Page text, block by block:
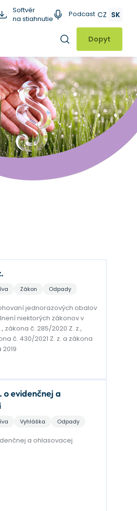
Softvér
na stiahnutie
Podcast CZ SK
Hľadať
Dopyt
Zákon Odpady
jednorazových obalov
niektorých zákonov v
zákona č. 285/2020 Z. z.,
č. 430/2021 Z. z. a zákona
2019
o evidenčnej a
Vyhláška Odpady
a ohlasovacej